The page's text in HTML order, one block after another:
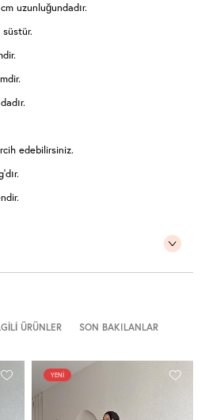
uzunluğundadır.
süstür.
edebilirsiniz.
ÜRÜNLER SON BAKILANLAR
YENI